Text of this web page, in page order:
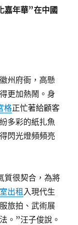
嘉年華”在中國
州府衙，高懸
更加熱鬧。身
格正忙著給顧客
多彩的紙扎魚
閃光燈頻頻亮
質很契合，為將
出租 入現代生
旅拍、武術展
。”汪子俊說。